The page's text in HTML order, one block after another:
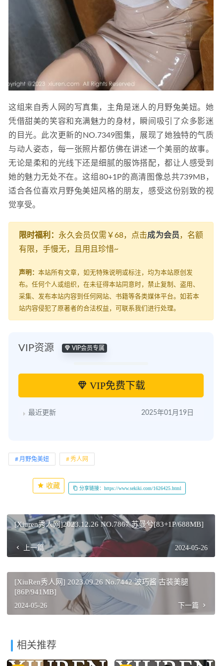
这组来自秀人网的写真集，主角是迷人的月野兔美妞。她
凭借甜美的笑容和充满魅力的身材，瞬间吸引了众多影迷
的目光。此次更新的NO.7349图集，展现了她独特的气质
与动人姿态，每一张照片都仿佛在讲述一个美丽的故事。
无论是柔和的光线下还是细腻的服饰搭配，都让人感受到
她的魅力无处不在。这组80+1P的高清图像总共739MB，
适合各位喜欢月野兔美妞风格的朋友，感受这份别致的视
觉享受。
限时福利： 永久会员仅需￥68，点击成为会员，名额
有限，手慢无，且用且珍惜~
声明： 本站所有文章，如无特殊说明或标注，均为本站原创发
布。任何个人或组织，在未征得本站同意时，禁止复制、盗用、
采集、发布本站内容到任何网站、书籍等各类媒体平台。如若本
站内容侵犯了原著者的合法权益，可联系我们进行处理。
VIP资源 VIP会员专属
VIP免费下载
最近更新 2025年01月19日
月野兔美妞 秀人网
收藏 分享链接：https://www.sekiki.com/1626425.html
[Xiuren秀人网]2023.12.26 NO.7867 苏曼兮[83+1P/688MB]
上一篇 2024-05-26
[XiuRen秀人网] 2023.09.26 No.7442 波巧酱 古装美腿
[86P/941MB]
2024-05-26 下一篇
相关推荐